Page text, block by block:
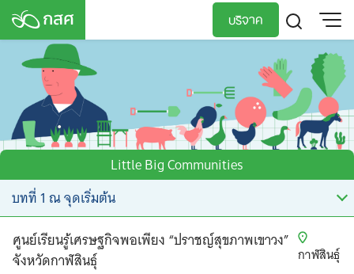
Skip
บริจาค
TH
EN
Little Big Communities
ศูนย์เรียนรู้เศรษฐกิจพอเพียง “ปราชญ์สุขภาพเขาวง”
จังหวัดกาฬสินธุ์
กาฬสินธุ์